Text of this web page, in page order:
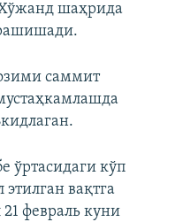
шаҳрида
саммит
ўртасидаги кўп
вақтга
февраль куни